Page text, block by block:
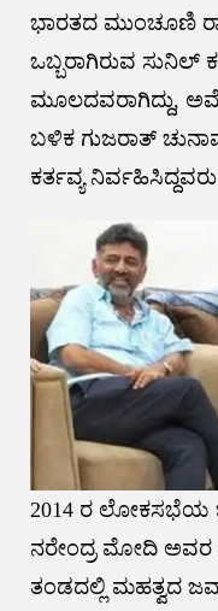
ಭಾರತದ ಮುಂಚೂಣಿ
ಒಬ್ಬರಾಗಿರುವ ಸುನಿಲ್‌
ಮೂಲದವರಾಗಿದ್ದು,
ಬಳಿಕ ಗುಜರಾತ್‌
ಕರ್ತವ್ಯ
2014 ರ ಲೋಕಸಭೆಯ
ನರೇಂದ್ರ ಮೋದಿ ಅವರ
ತಂಡದಲ್ಲಿ ಮಹತ್ವದ